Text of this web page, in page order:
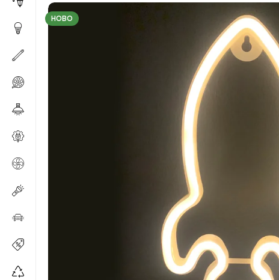
НОВО